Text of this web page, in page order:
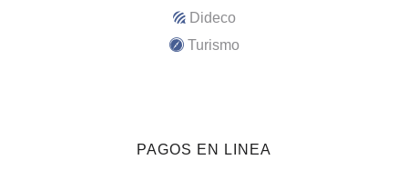
Dideco
Turismo
PAGOS EN LINEA